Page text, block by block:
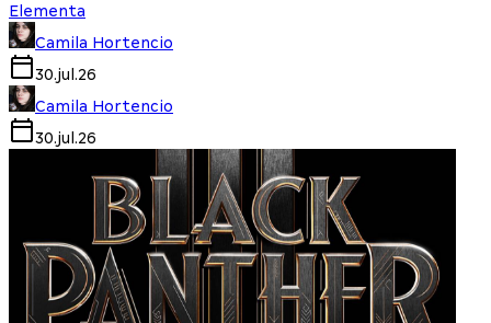
Elementa
Camila Hortencio
30.jul.26
Camila Hortencio
30.jul.26